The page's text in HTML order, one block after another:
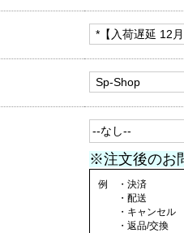
※注文後のお
例 ・決済
・配送
・キャンセル
・返品/交換